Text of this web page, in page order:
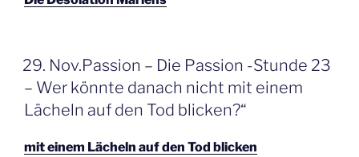
GEPLAATST
OP
29. Nov.Passion – Die Passion -Stunde 23
– Wer könnte danach nicht mit einem
Lächeln auf den Tod blicken?“
mit einem Lächeln auf den Tod blicken